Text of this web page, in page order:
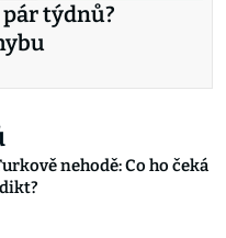
týdnů?
nehodě: Co ho čeká